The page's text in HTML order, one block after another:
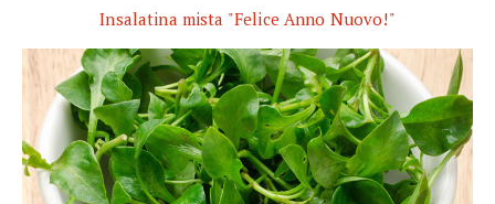
Insalatina mista "Felice Anno Nuovo!"